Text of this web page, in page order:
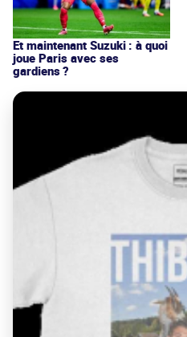
Et maintenant Suzuki : à quoi
joue Paris avec ses
gardiens ?